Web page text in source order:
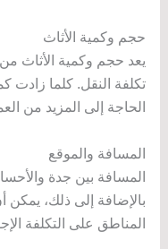
حجم وكمية الأثاث
يعد حجم وكمية الأثاث
تكلفة النقل. كلما زادت
الحاجة إلى المزيد من
المسافة والموقع
المسافة بين جدة
بالإضافة إلى ذلك،
المناطق على التكلفة